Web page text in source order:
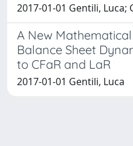
2017-01-01 Gentili, Luca;
A New
Balance Sheet
to CFaR and LaR
2017-01-01 Gentili, Luca